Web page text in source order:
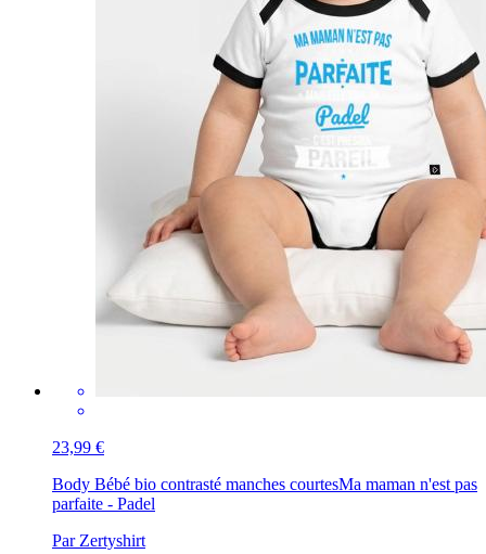
23,99 €
Body Bébé bio contrasté manches courtesMa maman n'est pas
parfaite - Padel
Par Zertyshirt